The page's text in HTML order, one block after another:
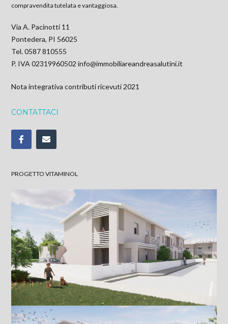
compravendita tutelata e vantaggiosa.
Via A. Pacinotti 11
Pontedera, PI 56025
Tel. 0587 810555
P. IVA 02319960502info@immobiliareandreasalutini.it
Nota integrativa contributi ricevuti 2021
CONTATTACI
PROGETTO VITAMINOL